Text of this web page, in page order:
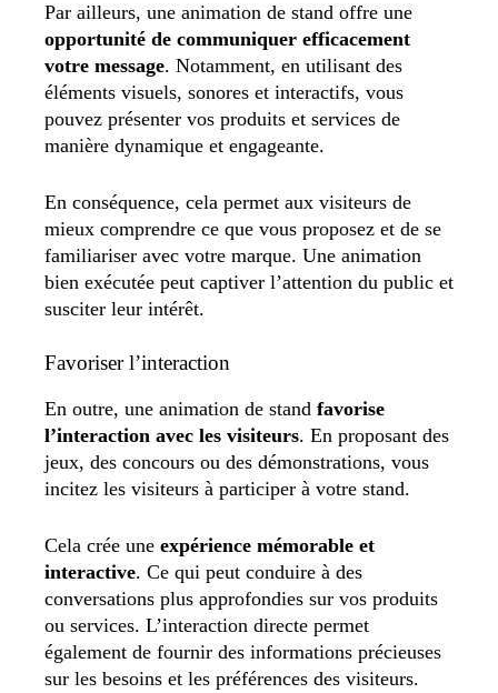
Par ailleurs, une animation de stand offre une
opportunité de communiquer efficacement
votre message. Notamment, en utilisant des
éléments visuels, sonores et interactifs, vous
pouvez présenter vos produits et services de
manière dynamique et engageante.
En conséquence, cela permet aux visiteurs de
mieux comprendre ce que vous proposez et de se
familiariser avec votre marque. Une animation
bien exécutée peut captiver l’attention du public et
susciter leur intérêt.
Favoriser l’interaction
En outre, une animation de stand favorise
l’interaction avec les visiteurs. En proposant des
jeux, des concours ou des démonstrations, vous
incitez les visiteurs à participer à votre stand.
Cela crée une expérience mémorable et
interactive. Ce qui peut conduire à des
conversations plus approfondies sur vos produits
ou services. L’interaction directe permet
également de fournir des informations précieuses
sur les besoins et les préférences des visiteurs.